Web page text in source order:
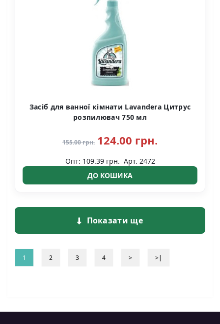
Засіб для ванної кімнати Lavandera Цитрус
розпилювач 750 мл
155.00 грн. 124.00 грн.
Опт: 109.39 грн. Арт. 2472
ДО КОШИКА
Показати ще
1 2 3 4 > >|